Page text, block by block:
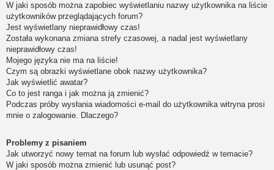
W jaki sposób można zapobiec wyświetlaniu nazwy użytkownika na liście
użytkowników przeglądających forum?
Jest wyświetlany nieprawidłowy czas!
Została wykonana zmiana strefy czasowej, a nadal jest wyświetlany
nieprawidłowy czas!
Mojego języka nie ma na liście!
Czym są obrazki wyświetlane obok nazwy użytkownika?
Jak wyświetlić awatar?
Co to jest ranga i jak można ją zmienić?
Podczas próby wysłania wiadomości e-mail do użytkownika witryna prosi
mnie o zalogowanie. Dlaczego?
Problemy z pisaniem
Jak utworzyć nowy temat na forum lub wysłać odpowiedź w temacie?
W jaki sposób można zmienić lub usunąć post?